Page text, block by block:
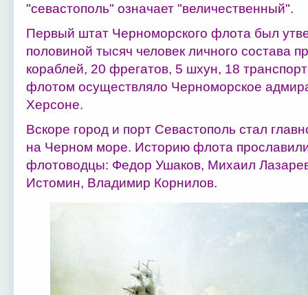
"севастополь" означает "величественный".
Первый штат Черноморского флота был
половиной тысяч человек личного состава
кораблей, 20 фрегатов, 5 шхун, 18
флотом осуществляло Черноморское
Херсоне.
Вскоре город и порт Севастополь стал
на Черном море. Историю флота
флотоводцы: Федор Ушаков, Михаил
Истомин, Владимир Корнилов.